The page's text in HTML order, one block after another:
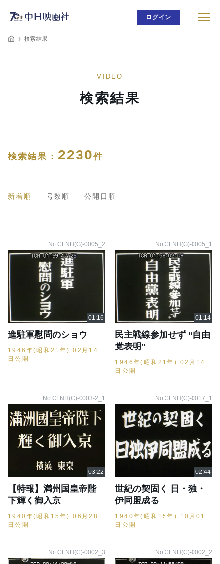
ログイン
検索結果
VIDEO
検索結果
検索結果 : 2230件
新着順 号数順 公開日順
No.CFNH(G)-0005_2
進駐軍慰問のショウ
1946年(昭和21年) 02月14
日公開
No.CFNH(G)-0005_1
民主戦線参加せず “自由
党表明”
1946年(昭和21年) 02月14
日公開
No.CFNH(C)-0003-2_1
【特報】満州国皇帝陛
下輝く御入京
1940年(昭和15年) 06月28
日公開
No.CFNH(C)-0017_1
世紀の契固く 日・独・
伊同盟成る
1940年(昭和15年) 10月01
日公開
No.CFNH(C)-0002_3 No.CFNH(C)-0002_2